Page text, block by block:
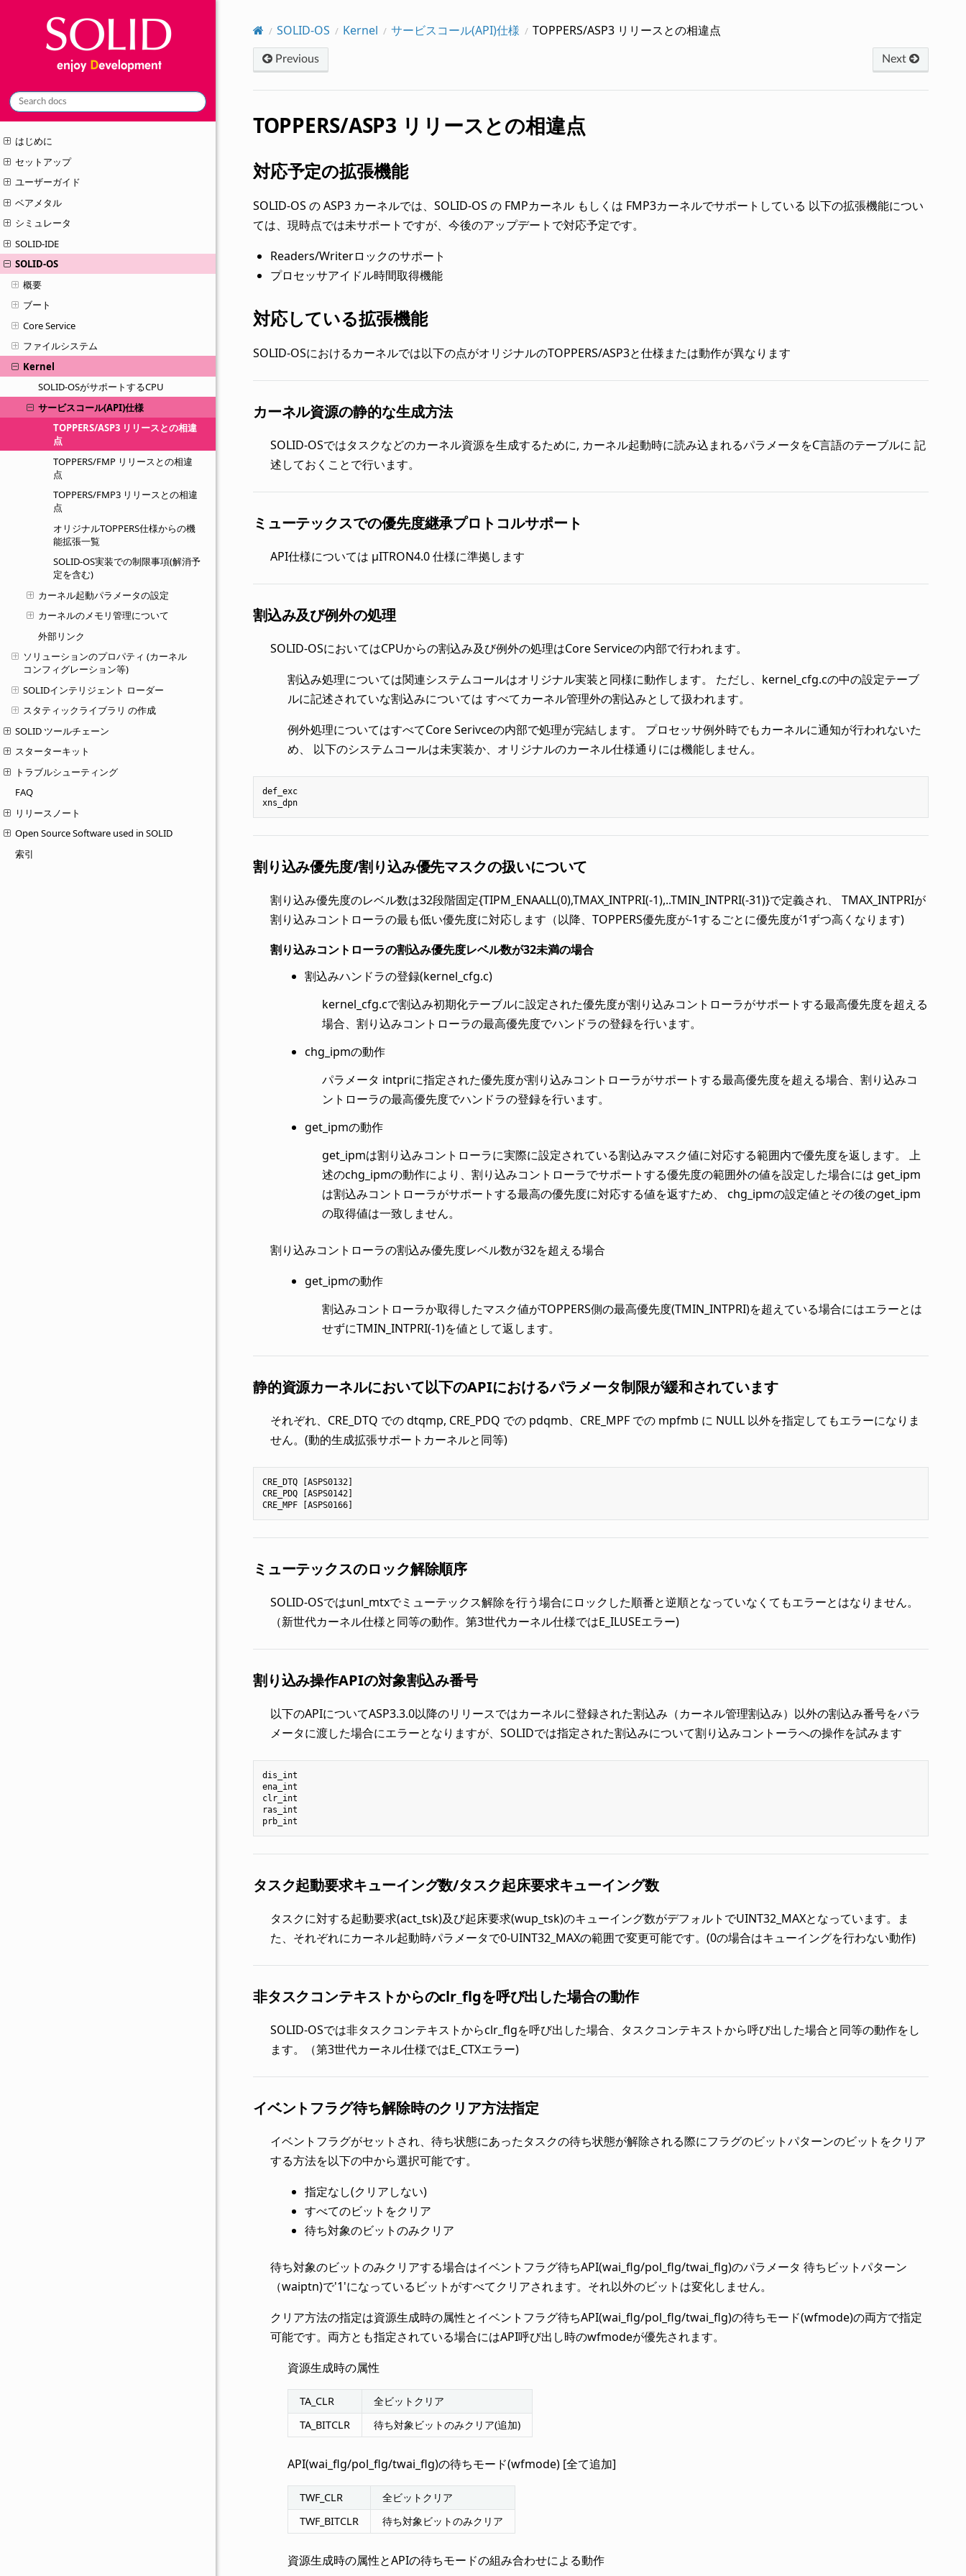
はじめに
セットアップ
ユーザーガイド
ベアメタル
シミュレータ
SOLID-IDE
SOLID-OS
概要
ブート
Core Service
ファイルシステム
Kernel
SOLID-OSがサポートするCPU
サービスコール(API)仕様
TOPPERS/ASP3 リリースとの相違
点
TOPPERS/FMP リリースとの相違
点
TOPPERS/FMP3 リリースとの相違
点
オリジナルTOPPERS仕様からの機
能拡張一覧
SOLID-OS実装での制限事項(解消予
定を含む)
カーネル起動パラメータの設定
カーネルのメモリ管理について
外部リンク
ソリューションのプロパティ (カーネル
コンフィグレーション等)
SOLIDインテリジェント ローダー
スタティックライブラリ の作成
SOLID ツールチェーン
スターターキット
トラブルシューティング
FAQ
リリースノート
Open Source Software used in SOLID
索引
SOLID-OS Kernel サービスコール(API)仕様 TOPPERS/ASP3 リリースとの相違点
Previous Next
TOPPERS/ASP3 リリースとの相違点
対応予定の拡張機能
SOLID-OS の ASP3 カーネルでは、SOLID-OS の FMPカーネル もしくは FMP3カーネルでサポートしている 以下の拡張機能につい
ては、現時点では未サポートですが、今後のアップデートで対応予定です。
Readers/Writerロックのサポート
プロセッサアイドル時間取得機能
対応している拡張機能
SOLID-OSにおけるカーネルでは以下の点がオリジナルのTOPPERS/ASP3と仕様または動作が異なります
カーネル資源の静的な生成方法
SOLID-OSではタスクなどのカーネル資源を生成するために, カーネル起動時に読み込まれるパラメータをC言語のテーブルに 記
述しておくことで行います。
ミューテックスでの優先度継承プロトコルサポート
API仕様については μITRON4.0 仕様に準拠します
割込み及び例外の処理
SOLID-OSにおいてはCPUからの割込み及び例外の処理はCore Serviceの内部で行われます。
割込み処理については関連システムコールはオリジナル実装と同様に動作します。 ただし、kernel_cfg.cの中の設定テーブ
ルに記述されていな割込みについては すべてカーネル管理外の割込みとして扱われます。
例外処理についてはすべてCore Serivceの内部で処理が完結します。 プロセッサ例外時でもカーネルに通知が行われないた
め、 以下のシステムコールは未実装か、オリジナルのカーネル仕様通りには機能しません。
def_exc
xns_dpn
割り込み優先度/割り込み優先マスクの扱いについて
割り込み優先度のレベル数は32段階固定{TIPM_ENAALL(0),TMAX_INTPRI(-1),..TMIN_INTPRI(-31)}で定義され、 TMAX_INTPRIが
割り込みコントローラの最も低い優先度に対応します（以降、TOPPERS優先度が-1するごとに優先度が1ずつ高くなります)
割り込みコントローラの割込み優先度レベル数が32未満の場合
割込みハンドラの登録(kernel_cfg.c)
kernel_cfg.cで割込み初期化テーブルに設定された優先度が割り込みコントローラがサポートする最高優先度を超える
場合、割り込みコントローラの最高優先度でハンドラの登録を行います。
chg_ipmの動作
パラメータ intpriに指定された優先度が割り込みコントローラがサポートする最高優先度を超える場合、割り込みコ
ントローラの最高優先度でハンドラの登録を行います。
get_ipmの動作
get_ipmは割り込みコントローラに実際に設定されている割込みマスク値に対応する範囲内で優先度を返します。 上
述のchg_ipmの動作により、割り込みコントローラでサポートする優先度の範囲外の値を設定した場合には get_ipm
は割込みコントローラがサポートする最高の優先度に対応する値を返すため、 chg_ipmの設定値とその後のget_ipm
の取得値は一致しません。
割り込みコントローラの割込み優先度レベル数が32を超える場合
get_ipmの動作
割込みコントローラか取得したマスク値がTOPPERS側の最高優先度(TMIN_INTPRI)を超えている場合にはエラーとは
せずにTMIN_INTPRI(-1)を値として返します。
静的資源カーネルにおいて以下のAPIにおけるパラメータ制限が緩和されています
それぞれ、CRE_DTQ での dtqmp, CRE_PDQ での pdqmb、CRE_MPF での mpfmb に NULL 以外を指定してもエラーになりま
せん。(動的生成拡張サポートカーネルと同等)
CRE_DTQ [ASPS0132]
CRE_PDQ
[ASPS0142]
CRE_MPF
[ASPS0166]
ミューテックスのロック解除順序
SOLID-OSではunl_mtxでミューテックス解除を行う場合にロックした順番と逆順となっていなくてもエラーとはなりません。
（新世代カーネル仕様と同等の動作。第3世代カーネル仕様ではE_ILUSEエラー)
割り込み操作APIの対象割込み番号
以下のAPIについてASP3.3.0以降のリリースではカーネルに登録された割込み（カーネル管理割込み）以外の割込み番号をパラ
メータに渡した場合にエラーとなりますが、SOLIDでは指定された割込みについて割り込みコントーラへの操作を試みます
dis_int
ena_int
clr_int
ras_int
prb_int
タスク起動要求キューイング数/タスク起床要求キューイング数
タスクに対する起動要求(act_tsk)及び起床要求(wup_tsk)のキューイング数がデフォルトでUINT32_MAXとなっています。ま
た、それぞれにカーネル起動時パラメータで0-UINT32_MAXの範囲で変更可能です。(0の場合はキューイングを行わない動作)
非タスクコンテキストからのclr_flgを呼び出した場合の動作
SOLID-OSでは非タスクコンテキストからclr_flgを呼び出した場合、タスクコンテキストから呼び出した場合と同等の動作をし
ます。（第3世代カーネル仕様ではE_CTXエラー)
イベントフラグ待ち解除時のクリア方法指定
イベントフラグがセットされ、待ち状態にあったタスクの待ち状態が解除される際にフラグのビットパターンのビットをクリア
する方法を以下の中から選択可能です。
指定なし(クリアしない)
すべてのビットをクリア
待ち対象のビットのみクリア
待ち対象のビットのみクリアする場合はイベントフラグ待ちAPI(wai_flg/pol_flg/twai_flg)のパラメータ 待ちビットパターン
（waiptn)で'1'になっているビットがすべてクリアされます。それ以外のビットは変化しません。
クリア方法の指定は資源生成時の属性とイベントフラグ待ちAPI(wai_flg/pol_flg/twai_flg)の待ちモード(wfmode)の両方で指定
可能です。両方とも指定されている場合にはAPI呼び出し時のwfmodeが優先されます。
資源生成時の属性
TA_CLR
全ビットクリア
TA_BITCLR
待ち対象ビットのみクリア(追加)
API(wai_flg/pol_flg/twai_flg)の待ちモード(wfmode) [全て追加]
TWF_CLR
全ビットクリア
TWF_BITCLR
待ち対象ビットのみクリア
資源生成時の属性とAPIの待ちモードの組み合わせによる動作